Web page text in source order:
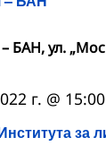
БАН, ул.
за
г. @ 15:00